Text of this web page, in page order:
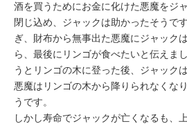
酒を買うためにお金に化けた悪魔をジ
閉じ込め、ジャックは助かったそうで
ぎ、財布から無事出た悪魔にジャック
ら、最後にリンゴが食べたいと伝えま
うとリンゴの木に登った後、ジャック
悪魔はリンゴの木から降りられなくな
うです。
しかし寿命でジャックが亡くなるも、